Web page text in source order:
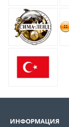
ИНФОРМАЦИЯ